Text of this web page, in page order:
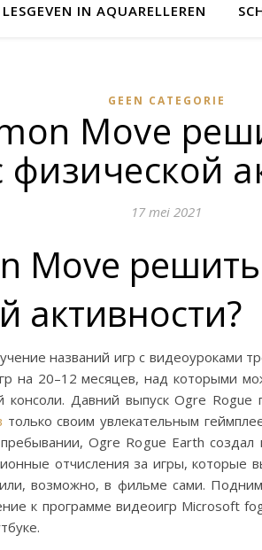
LESGEVEN IN AQUARELLEREN
GEEN CATEGORIE
Move
физической
17 mei 2021
Move решить
активности?
названий игр с видеоуроками
на 20–12 месяцев, над которыми
консоли. Давний выпуск Ogre Rogue
только своим увлекательным
Ogre Rogue Earth
отчисления за игры,
возможно, в фильме сами.
к программе видеоигр Microsoft